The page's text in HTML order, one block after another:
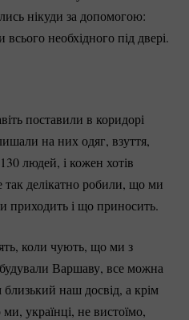
нікуди за допомогою:
необхідного під двері.
поставили в коридорі
на них одяг, взуття,
людей, і кожен хотів
делікатно робили, що ми
приходить і що приносить.
коли чують, що ми з
Варшаву, все можна
наш досвід, а крім
українці, не вистоїмо,